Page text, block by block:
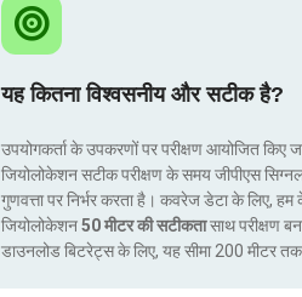
यह कितना विश्वसनीय और सटीक है?
उपयोगकर्ता के उपकरणों पर परीक्षण आयोजित किए
जियोलोकेशन सटीक परीक्षण के समय जीपीएस
गुणवत्ता पर निर्भर करता है। कवरेज डेटा के लिए,
जियोलोकेशन50 मीटर की सटीकतासाथ परीक्षण
डाउनलोड बिटरेट्स के लिए, यह सीमा 200 मीटर तक